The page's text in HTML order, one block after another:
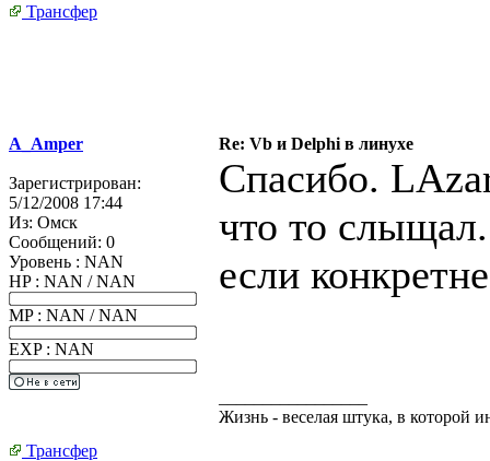
Трансфер
A_Amper Re: Vb и Delphi в линухе
Зарегистрирован:
5/12/2008 17:44
Из: Омск
Сообщений: 0
Уровень : NAN
HP : NAN / NAN
MP : NAN / NAN
EXP : NAN
Спасибо.
что то
если
Жизнь - веселая штука, в которой
Трансфер